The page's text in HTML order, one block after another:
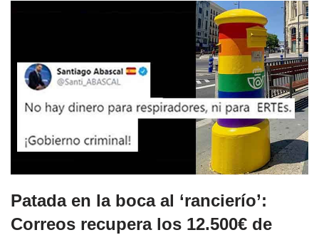
Patada en la boca al ‘rancierío’:
Correos recupera los 12.500€ de